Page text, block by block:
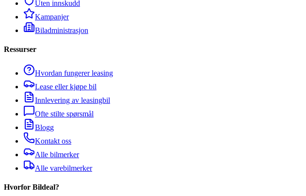
Uten innskudd
Kampanjer
Biladministrasjon
Ressurser
Hvordan fungerer leasing
Lease eller kjøpe bil
Innlevering av leasingbil
Ofte stilte spørsmål
Blogg
Kontakt oss
Alle bilmerker
Alle varebilmerker
Hvorfor Bildeal?